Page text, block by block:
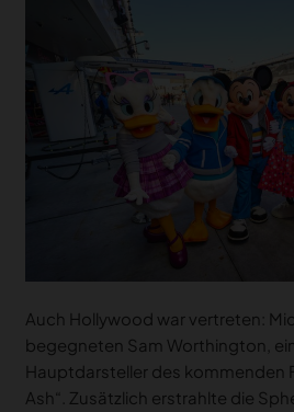
Auch Hollywood war vertreten:
begegneten Sam Worthington,
Hauptdarsteller des kommenden
Ash“. Zusätzlich erstrahlte die